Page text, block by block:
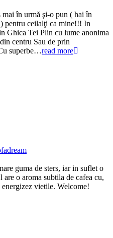
în urmă şi-o pun ( hai în
pentru ceilalţi ca mine!!! In
Ghica Tei Plin cu lume anonima
centru Sau de prin
superbe…read more
guma de sters, iar in suflet o
o aroma subtila de cafea cu,
energizez vietile. Welcome!